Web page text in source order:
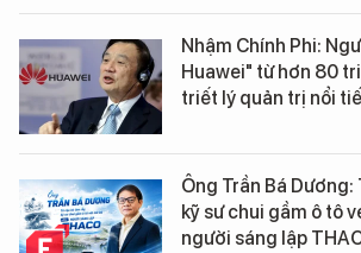
Nhậm Chính Phi:
Huawei" từ hơn 80
triết lý quản trị nổi
Ông Trần Bá Dương:
kỹ sư chui gầm ô tô
người sáng lập